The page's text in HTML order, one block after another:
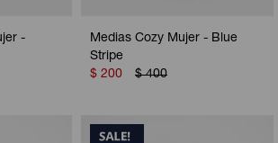
-
Medias Cozy Mujer - Blue
Stripe
$ 200 $ 400